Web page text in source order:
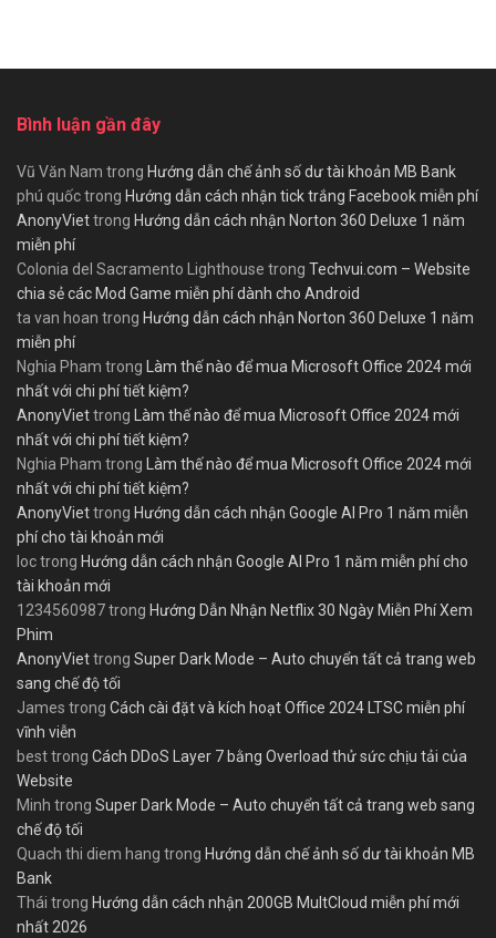
Bình luận gần đây
Vũ Văn Nam trong Hướng dẫn chế ảnh số dư tài khoản MB Bank
phú quốctrong Hướng dẫn cách nhận tick trắng Facebook miễn phí
AnonyViettrong Hướng dẫn cách nhận Norton 360 Deluxe 1 năm
miễn phí
Colonia del Sacramento Lighthouse trong Techvui.com – Website
chia sẻ các Mod Game miễn phí dành cho Android
ta van hoan trong Hướng dẫn cách nhận Norton 360 Deluxe 1 năm
miễn phí
Nghia Pham trong Làm thế nào để mua Microsoft Office 2024 mới
nhất với chi phí tiết kiệm?
AnonyViettrong Làm thế nào để mua Microsoft Office 2024 mới
nhất với chi phí tiết kiệm?
Nghia Pham trong Làm thế nào để mua Microsoft Office 2024 mới
nhất với chi phí tiết kiệm?
AnonyViettrong Hướng dẫn cách nhận Google AI Pro 1 năm miễn
phí cho tài khoản mới
loctrong Hướng dẫn cách nhận Google AI Pro 1 năm miễn phí cho
tài khoản mới
1234560987trong Hướng Dẫn Nhận Netflix 30 Ngày Miễn Phí Xem
Phim
AnonyViettrong Super Dark Mode – Auto chuyển tất cả trang web
sang chế độ tối
James trong Cách cài đặt và kích hoạt Office 2024 LTSC miễn phí
vĩnh viễn
besttrong Cách DDoS Layer 7 bằng Overload thử sức chịu tải của
Website
Minh trong Super Dark Mode – Auto chuyển tất cả trang web sang
chế độ tối
Quach thi diem hang trong Hướng dẫn chế ảnh số dư tài khoản MB
Bank
Thái trong Hướng dẫn cách nhận 200GB MultCloud miễn phí mới
nhất 2026